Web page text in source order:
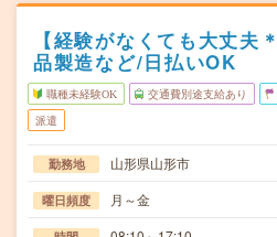
【経験がなくても大丈夫
品製造など/日払いOK
職種未経験OK 交通費別途支給あり
派遣
勤務地 山形県山形市
曜日頻度 月～金